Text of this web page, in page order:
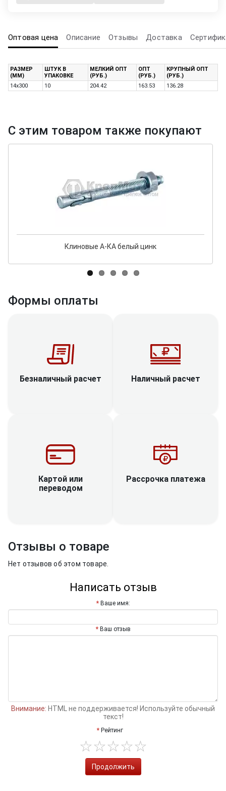
Оптовая цена Описание Отзывы Доставка
РАЗМЕР
(ММ)
ШТУК В
УПАКОВКЕ
МЕЛКИЙ ОПТ
(РУБ.)
ОПТ
(РУБ.)
КРУПНЫЙ ОПТ
(РУБ.)
14х300
10 204.42 163.53 136.28
С этим товаром также покупают
Клиновые А-КА белый цинк
Формы оплаты
Безналичный расчет Наличный расчет
Картой или
переводом
Рассрочка платежа
Отзывы о товаре
Нет отзывов об этом товаре.
Написать отзыв
Ваше имя:
Ваш отзыв
Внимание: HTML не поддерживается! Используйте обычный
текст!
Рейтинг
Продолжить